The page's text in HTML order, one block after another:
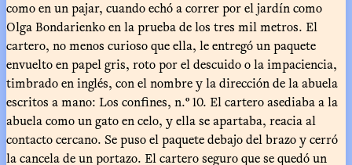
como en un pajar, cuando echó a correr por el jardín como
Olga Bondarienko en la prueba de los tres mil metros. El
cartero, no menos curioso que ella, le entregó un paquete
envuelto en papel gris, roto por el descuido o la impaciencia,
timbrado en inglés, con el nombre y la dirección de la abuela
escritos a mano: Los confines, n.º 10. El cartero asediaba a la
abuela como un gato en celo, y ella se apartaba, reacia al
contacto cercano. Se puso el paquete debajo del brazo y cerró
la cancela de un portazo. El cartero seguro que se quedó un